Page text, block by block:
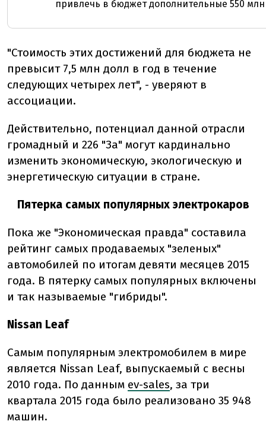
привлечь в бюджет дополнительные 550 млн
"Стоимость этих достижений для бюджета не
превысит 7,5 млн долл в год в течение
следующих четырех лет", - уверяют в
ассоциации.
Действительно, потенциал данной отрасли
громадный и 226 "За" могут кардинально
изменить экономическую, экологическую и
энергетическую ситуации в стране.
Пятерка самых популярных электрокаров
Пока же "Экономическая правда" составила
рейтинг самых продаваемых "зеленых"
автомобилей по итогам девяти месяцев 2015
года. В пятерку самых популярных включены
и так называемые "гибриды".
Nissan Leaf
Самым популярным электромобилем в мире
является Nissan Leaf, выпускаемый с весны
2010 года. По данным ev-sales, за три
квартала 2015 года было реализовано 35 948
машин.